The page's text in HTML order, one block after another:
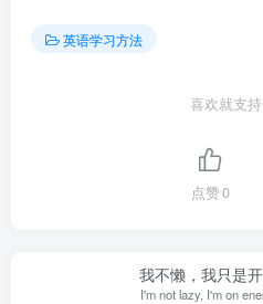
英语学习方法
喜欢就支
点赞0
我不懒，我只是
I'm not lazy, I'm on